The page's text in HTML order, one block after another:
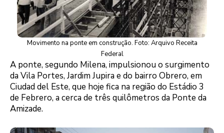
Movimento na ponte em construção. Foto: Arquivo Receita
Federal
A ponte, segundo Milena, impulsionou o surgimento
da Vila Portes, Jardim Jupira e do bairro Obrero, em
Ciudad del Este, que hoje fica na região do Estádio 3
de Febrero, a cerca de três quilômetros da Ponte da
Amizade.